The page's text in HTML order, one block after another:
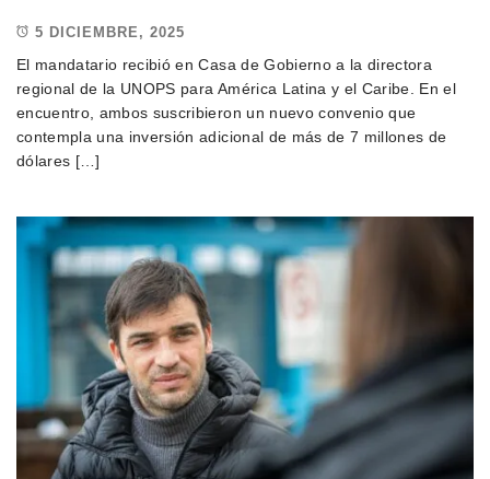
5 DICIEMBRE, 2025
El mandatario recibió en Casa de Gobierno a la directora
regional de la UNOPS para América Latina y el Caribe. En el
encuentro, ambos suscribieron un nuevo convenio que
contempla una inversión adicional de más de 7 millones de
dólares […]